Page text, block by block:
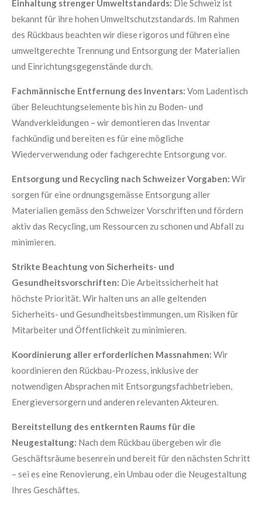
Einhaltung strenger Umweltstandards: Die Schweiz ist
bekannt für ihre hohen Umweltschutzstandards. Im Rahmen
des Rückbaus beachten wir diese rigoros und führen eine
umweltgerechte Trennung und Entsorgung der Materialien
und Einrichtungsgegenstände durch.
Fachmännische Entfernung des Inventars: Vom Ladentisch
über Beleuchtungselemente bis hin zu Boden- und
Wandverkleidungen – wir demontieren das Inventar
fachkündig und bereiten es für eine mögliche
Wiederverwendung oder fachgerechte Entsorgung vor.
Entsorgung und Recycling nach Schweizer Vorgaben: Wir
sorgen für eine ordnungsgemässe Entsorgung aller
Materialien gemäss den Schweizer Vorschriften und fördern
aktiv das Recycling, um Ressourcen zu schonen und Abfall zu
minimieren.
Strikte Beachtung von Sicherheits- und
Gesundheitsvorschriften: Die Arbeitssicherheit hat
höchste Priorität. Wir halten uns an alle geltenden
Sicherheits- und Gesundheitsbestimmungen, um Risiken für
Mitarbeiter und Öffentlichkeit zu minimieren.
Koordinierung aller erforderlichen Massnahmen: Wir
koordinieren den Rückbau-Prozess, inklusive der
notwendigen Absprachen mit Entsorgungsfachbetrieben,
Energieversorgern und anderen relevanten Akteuren.
Bereitstellung des entkernten Raums für die
Neugestaltung: Nach dem Rückbau übergeben wir die
Geschäftsräume besenrein und bereit für den nächsten Schritt
– sei es eine Renovierung, ein Umbau oder die Neugestaltung
Ihres Geschäftes.